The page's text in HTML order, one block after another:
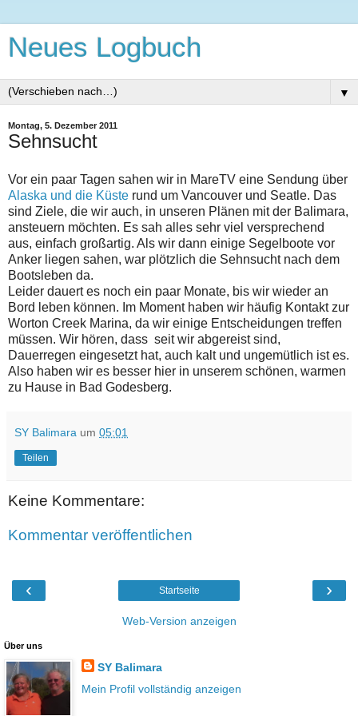
Neues Logbuch
▼
Montag, 5. Dezember 2011
Sehnsucht
Vor ein paar Tagen sahen wir in MareTV eine Sendung über
Alaska und die Küste rund um Vancouver und Seatle. Das
sind Ziele, die wir auch, in unseren Plänen mit der Balimara,
ansteuern möchten. Es sah alles sehr viel versprechend
aus, einfach großartig. Als wir dann einige Segelboote vor
Anker liegen sahen, war plötzlich die Sehnsucht nach dem
Bootsleben da.
Leider dauert es noch ein paar Monate, bis wir wieder an
Bord leben können. Im Moment haben wir häufig Kontakt zur
Worton Creek Marina, da wir einige Entscheidungen treffen
müssen. Wir hören, dass seit wir abgereist sind,
Dauerregen eingesetzt hat, auch kalt und ungemütlich ist es.
Also haben wir es besser hier in unserem schönen, warmen
zu Hause in Bad Godesberg.
SY Balimara um 05:01
Teilen
Keine Kommentare:
Kommentar veröffentlichen
‹ ›
Startseite
Web-Version anzeigen
Über uns
SY Balimara
Mein Profil vollständig anzeigen